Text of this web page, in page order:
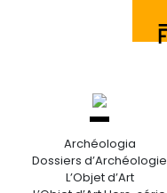
Archéologia
Dossiers d’Archéologie
L’Objet d’Art